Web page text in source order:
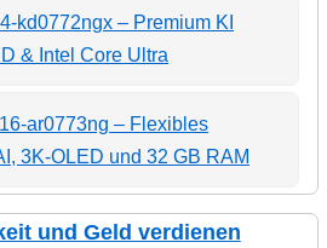
kd0772ngx – Premium KI
& Intel Core Ultra
ar0773ng – Flexibles
3K-OLED und 32 GB RAM
und Geld verdienen